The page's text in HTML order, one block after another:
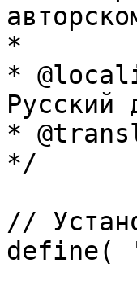
*
*
Русский
*
*/
//
define(